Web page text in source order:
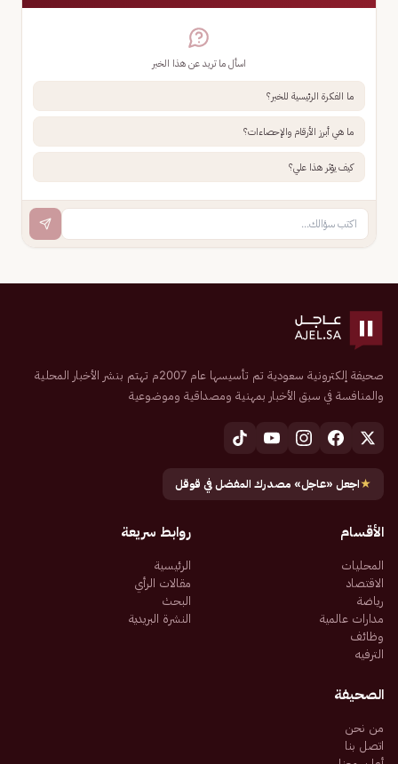
اسأل ما تريد عن هذا الخبر
ما الفكرة الرئيسية للخبر؟
ما هي أبرز الأرقام والإحصاءات؟
كيف يؤثر هذا علي؟
صحيفة إلكترونية سعودية تم تأسيسها عام 2007م تهتم بنشر الأخبار المحلية
والمنافسة في سبق الأخبار بمهنية ومصداقية وموضوعية
★اجعل «عاجل» مصدرك المفضل في قوقل
الأقسام
المحليات
الاقتصاد
رياضة
مدارات عالمية
وظائف
الترفيه
روابط سريعة
الرئيسية
مقالات الرأي
البحث
النشرة البريدية
الصحيفة
من نحن
اتصل بنا